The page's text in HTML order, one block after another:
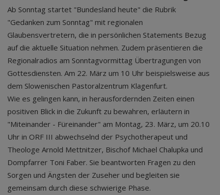
Ab Sonntag startet "Bundesland heute" die Rubrik
"Gedanken zum Sonntag" mit regionalen
Glaubensvertretern, die in persönlichen Statements Bezug
auf die aktuelle Situation nehmen. Zudem präsentieren die
Regionalradios am Sonntagvormittag Übertragungen von
Gottesdiensten. Am 22. März um 10 Uhr beispielsweise aus
dem Slowenischen Pastoralzentrum Klagenfurt.
Wie es gelingen kann, in herausfordernden Zeiten einen
positiven Blick in die Zukunft zu bewahren, erläutern in
"Miteinander - Füreinander" am Montag, 23. März, um 20.10
Uhr in ORF III abwechselnd der Psychotherapeut und
Theologe Arnold Mettnitzer, Bischof Michael Chalupka und
Dompfarrer Toni Faber. Sie beantworten Fragen zu den
Sorgen und Ängsten der Zuseher und begleiten sie
gemeinsam durch diese schwierige Phase.